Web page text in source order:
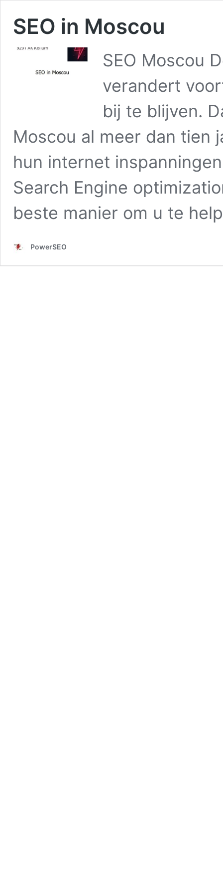
SEO in Moscou
SEO Moscou
verandert
bij te blijven.
Moscou al meer dan tien
hun internet
Search Engine
beste manier om u te
PowerSEO